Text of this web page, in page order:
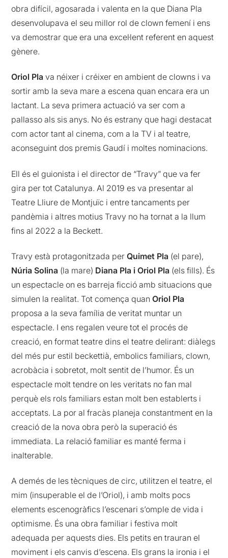
obra difícil, agosarada i valenta en la que Diana Pla
desenvolupava el seu millor rol de clown femení i ens
va demostrar que era una excel·lent referent en aquest
gènere.
Oriol Pla va néixer i créixer en ambient de clowns i va
sortir amb la seva mare a escena quan encara era un
lactant. La seva primera actuació va ser com a
pallasso als sis anys. No és estrany que hagi destacat
com actor tant al cinema, com a la TV i al teatre,
aconseguint dos premis Gaudí i moltes nominacions.
Ell és el guionista i el director de “Travy” que va fer
gira per tot Catalunya. Al 2019 es va presentar al
Teatre Lliure de Montjuïc i entre tancaments per
pandèmia i altres motius Travy no ha tornat a la llum
fins al 2022 a la Beckett.
Travy està protagonitzada perQuimet Pla (el pare),
Núria Solina (la mare) Diana Pla i Oriol Pla (els fills). És
un espectacle on es barreja ficció amb situacions que
simulen la realitat. Tot comença quanOriol Pla
proposa a la seva família de veritat muntar un
espectacle. I ens regalen veure tot el procés de
creació, en format teatre dins el teatre delirant: diàlegs
del més pur estil beckettià, embolics familiars, clown,
acrobàcia i sobretot, molt sentit de l’humor. És un
espectacle molt tendre on les veritats no fan mal
perquè els rols familiars estan molt ben establerts i
acceptats. La por al fracàs planeja constantment en la
creació de la nova obra però la superació és
immediata. La relació familiar es manté ferma i
inalterable.
A demés de les tècniques de circ, utilitzen el teatre, el
mim (insuperable el de l’Oriol), i amb molts pocs
elements escenogràfics l’escenari s’omple de vida i
optimisme. És una obra familiar i festiva molt
adequada per aquests dies. Els petits en trauran el
moviment i els canvis d’escena. Els grans la ironia i el